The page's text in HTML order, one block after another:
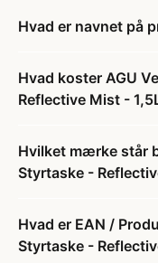
Hvad er navnet på
Hvad koster AGU
Reflective Mist -
Hvilket mærke står
Styrtaske -
Hvad er EAN /
Styrtaske -